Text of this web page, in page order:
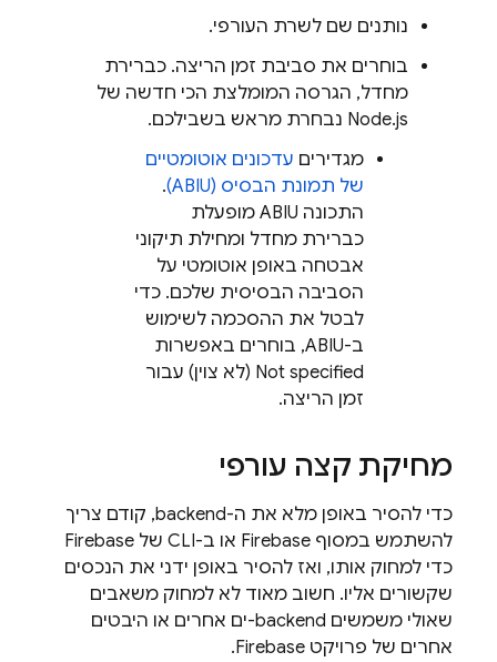
נותנים שם לשרת העורפי.
בוחרים את סביבת זמן הריצה. כברירת
מחדל, הגרסה המומלצת הכי חדשה של
Node.js נבחרת מראש בשבילכם.
מגדירים עדכונים אוטומטיים
של תמונת הבסיס (ABIU)
.
התכונה ABIU מופעלת
כברירת מחדל ומחילת תיקוני
אבטחה באופן אוטומטי על
הסביבה הבסיסית שלכם. כדי
לבטל את ההסכמה לשימוש
ב-ABIU, בוחרים באפשרות
Not specified (לא צוין) עבור
זמן הריצה.
מחיקת קצה עורפי
כדי להסיר באופן מלא את ה-backend, קודם צריך
להשתמש במסוף Firebase או ב-CLI של
Firebase
כדי למחוק אותו, ואז להסיר באופן ידני את הנכסים
שקשורים אליו. חשוב מאוד לא למחוק משאבים
שאולי משמשים backend-ים אחרים או היבטים
אחרים של פרויקט Firebase.